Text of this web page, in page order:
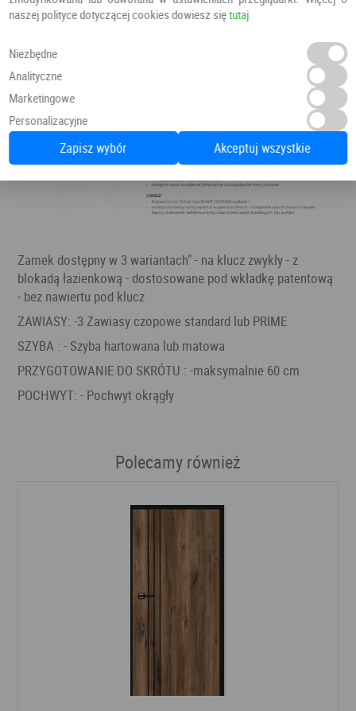
Zamek dostępny w 3 wariantach" - na klucz zwykły - z
blokadą łazienkową - dostosowane pod wkładkę patentową
- bez nawiertu pod klucz
ZAWIASY: -3 Zawiasy czopowe standard lub PRIME
SZYBA : - Szyba hartowana lub matowa
PRZYGOTOWANIE DO SKRÓTU : -maksymalnie 60 cm
POCHWYT: - Pochwyt okrągły
Polecamy również
naszej polityce dotyczącej cookies dowiesz siętutaj
Niezbędne
Analityczne
Marketingowe
Personalizacyjne
Zapisz wybór Akceptuj wszystkie